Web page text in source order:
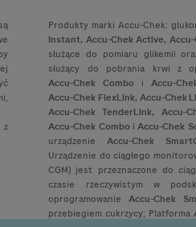
z
Produkty markiAccu-Chek:
Instant, Accu-ChekActive,
służące do pomiaru glikemii
służący do pobrania krwi z
Accu-Chek Combo iAccu-
Accu-Chek FlexLink, Accu-Chek
Accu-Chek TenderLink, Accu-
Accu-Chek Combo iAccu-Chek
urządzenieAccu-Chek
Urządzenie do ciągłego
CGM) jest przeznaczone do
czasie rzeczywistym w
oprogramowanieAccu-Chek
przebiegiem cukrzycy; Platforma